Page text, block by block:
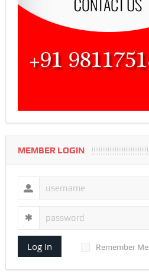
MEMBER LOGIN
Log In Remember Me